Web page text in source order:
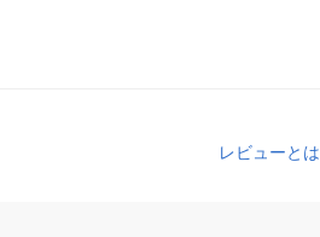
レビューとは